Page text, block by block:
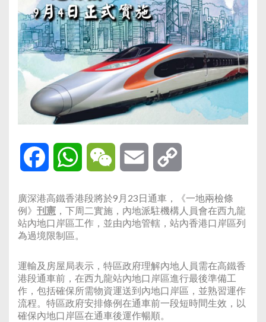
Facebook WhatsAppWeChat Email
廣深港高鐵香港段將於9月23日通車，《一地兩檢條
例》 刊憲 ，下周二實施，內地派駐機構人員會在西九龍
站內地口岸區工作，並由內地管轄，站內香港口岸區列
為過境限制區。
運輸及房屋局表示，特區政府理解內地人員需在高鐵香
港段通車前，在西九龍站內地口岸區進行最後準備工
作，包括確保所需物資運送到內地口岸區，並熟習運作
流程。特區政府安排條例在通車前一段短時間生效，以
確保內地口岸區在通車後運作暢順。